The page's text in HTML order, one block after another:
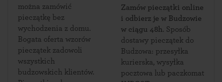
można zamówić
pieczątkę bez
wychodzenia z domu.
Bogata oferta wzorów
pieczątek zadowoli
wszystkich
budzowskich klientów.
Zamów pieczątki online
i odbierz je w Budzowie
w ciągu 48h. Sposób
dostawy pieczątek do
Budzowa: przesyłka
kurierska, wysyłka
pocztowa lub paczkomat